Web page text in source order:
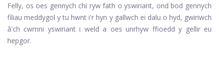
Felly, os oes gennych chi ryw fath o yswiriant, ond bod gennych
filiau meddygol y tu hwnt i'r hyn y gallwch ei dalu o hyd, gwiriwch
â'ch cwmni yswiriant i weld a oes unrhyw ffioedd y gellir eu
hepgor.